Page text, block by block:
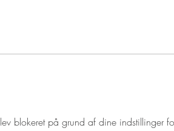
blokeret på grund af dine indstillinger